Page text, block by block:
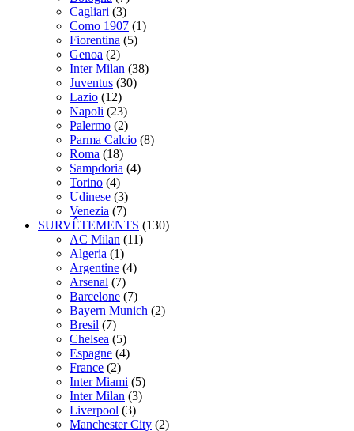
Cagliari (3)
Como 1907 (1)
Fiorentina (5)
Genoa (2)
Inter Milan (38)
Juventus (30)
Lazio (12)
Napoli (23)
Palermo (2)
Parma Calcio (8)
Roma (18)
Sampdoria (4)
Torino (4)
Udinese (3)
Venezia (7)
SURVÊTEMENTS (130)
AC Milan (11)
Algeria (1)
Argentine (4)
Arsenal (7)
Barcelone (7)
Bayern Munich (2)
Bresil (7)
Chelsea (5)
Espagne (4)
France (2)
Inter Miami (5)
Inter Milan (3)
Liverpool (3)
Manchester City (2)